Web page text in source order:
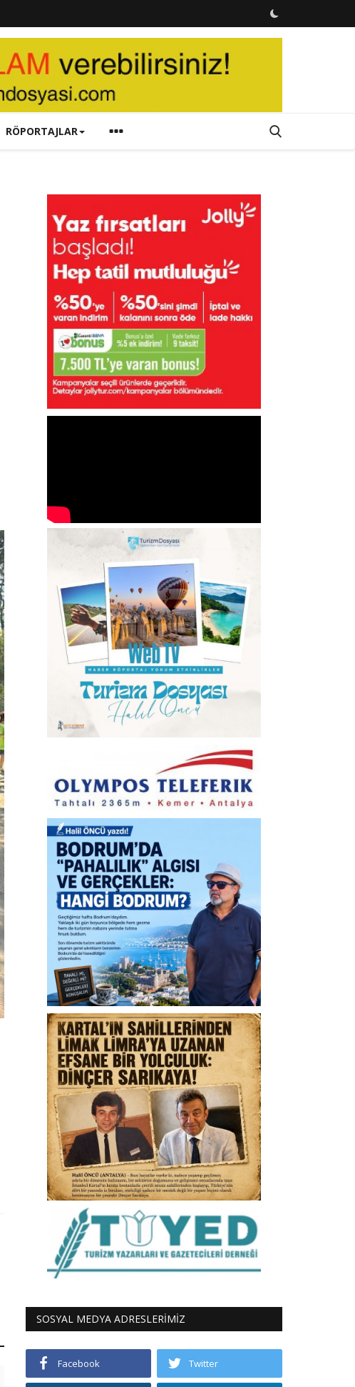
RÖPORTAJLAR
SOSYAL MEDYA ADRESLERİMİZ
Facebook Twitter